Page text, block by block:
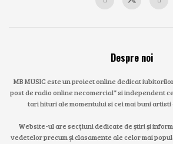
Despre noi
MB MUSIC este un proiect online dedicat
post de radio online necomercial* si independent
tari hituri ale momentului si cei mai buni
Website-ul are secțiuni dedicate de știri și
vedetelor precum și clasamente ale celor mai